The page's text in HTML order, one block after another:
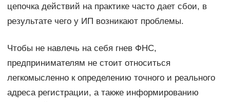
цепочка действий на практике часто дает сбои, в
результате чего у ИП возникают проблемы.
Чтобы не навлечь на себя гнев ФНС,
предпринимателям не стоит относиться
легкомысленно к определению точного и реального
адреса регистрации, а также информированию